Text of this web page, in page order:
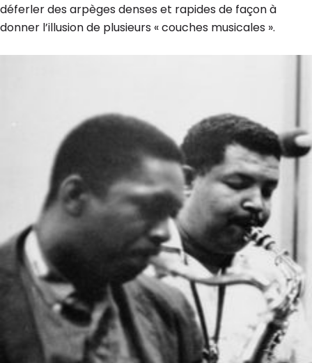
déferler des arpèges denses et rapides de façon à
donner l’illusion de plusieurs « couches musicales ».